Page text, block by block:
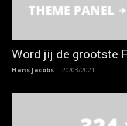
Word jij de grootste
Hans Jacobs - 20/03/2021